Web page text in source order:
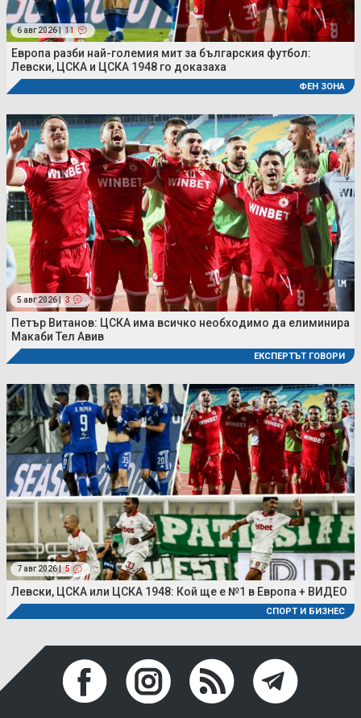
6 авг 2026 | 11
Европа разби най-големия мит за българския футбол:
Левски, ЦСКА и ЦСКА 1948 го доказаха
ФЕН ЗОНА
5 авг 2026 | 3
Петър Витанов: ЦСКА има всичко необходимо да елиминира
Макаби Тел Авив
ЕКСПЕРТЪТ ГОВОРИ
7 авг 2026 | 5
Левски, ЦСКА или ЦСКА 1948: Кой ще е №1 в Европа + ВИДЕО
СПОРТ И БИЗНЕС